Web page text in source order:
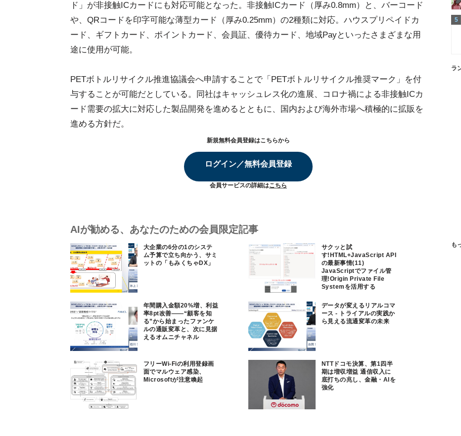
ド」が非接触ICカードにも対応可能となった。非接触ICカード（厚み0.8mm）と、バーコード
や、QRコードを印字可能な薄型カード（厚み0.25mm）の2種類に対応。ハウスプリペイドカ
ード、ギフトカード、ポイントカード、会員証、優待カード、地域Payといったさまざまな用
途に使用が可能。
PETボトルリサイクル推進協議会へ申請することで「PETボトルリサイクル推奨マーク」を付
与することが可能だとしている。同社はキャッシュレス化の進展、コロナ禍による非接触ICカ
ード需要の拡大に対応した製品開発を進めるとともに、国内および海外市場へ積極的に拡販を
進める方針だ。
新規無料会員登録はこちらから
ログイン／無料会員登録
会員サービスの詳細はこちら
AIが勧める、あなたのための会員限定記事
大企業の6分の1のシステ
ム予算で立ち向かう、サミ
ットの「もみくちゃDX」
サクッと試
す!HTML+JavaScript API
の最新事情(11)
JavaScriptでファイル管
理!Origin Private File
Systemを活用する
年間購入金額20%増、利益
率8pt改善——“顧客を知
る”から始まったファンケ
ルの通販変革と、次に見据
えるオムニチャネル
データが変えるリアルコマ
ース - トライアルの実践か
ら見える流通変革の未来
フリーWi-Fiの利用登録画
面でマルウェア感染、
Microsoftが注意喚起
NTTドコモ決算、第1四半
期は増収増益 通信収入に
底打ちの兆し、金融・AIを
強化
ラ
も